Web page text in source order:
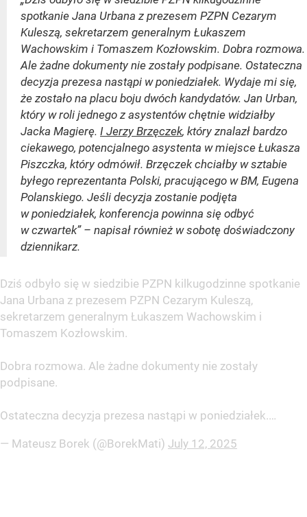
spotkanie Jana Urbana z prezesem PZPN Cezarym
Kuleszą, sekretarzem generalnym Łukaszem
Wachowskim i Tomaszem Kozłowskim. Dobra rozmowa.
Ale żadne dokumenty nie zostały podpisane. Ostateczna
decyzja prezesa nastąpi w poniedziałek. Wydaje mi się,
że zostało na placu boju dwóch kandydatów. Jan Urban,
który w roli jednego z asystentów chętnie widziałby
Jacka Magierę. I Jerzy Brzęczek, który znalazł bardzo
ciekawego, potencjalnego asystenta w miejsce Łukasza
Piszczka, który odmówił. Brzęczek chciałby w sztabie
byłego reprezentanta Polski, pracującego w BM, Eugena
Polanskiego. Jeśli decyzja zostanie podjęta
w poniedziałek, konferencja powinna się odbyć
w czwartek” – napisał również w sobotę doświadczony
dziennikarz.
Dziś odbyło się w siedzibie PZPN kilkugodzinne spotkanie
Jana Urbana z prezesem PZPN Cezarym Kuleszą,
sekretarzem generalnym Łukaszem Wachowskim i
Tomaszem Kozłowskim.
Dobra rozmowa. Ale żadne dokumenty nie zostały
podpisane.
Ostateczna decyzja prezesa nastąpi w poniedziałek.…
— Mateusz Borek (@BorekMati) July 12, 2025